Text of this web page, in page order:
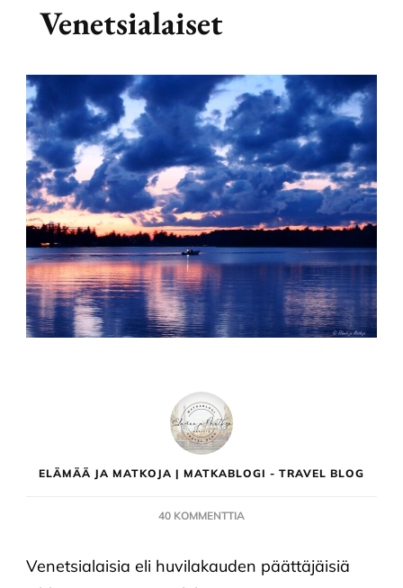
Venetsialaiset
ELÄMÄÄ JA MATKOJA | MATKABLOGI - TRAVEL BLOG
40 KOMMENTTIAARTIKKELIIN
Venetsialaisia eli huvilakauden päättäjäisiä